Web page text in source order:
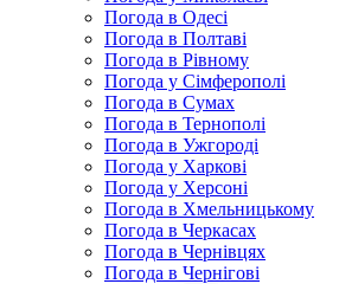
Погода в Одесі
Погода в Полтаві
Погода в Рівному
Погода у Сімферополі
Погода в Сумах
Погода в Тернополі
Погода в Ужгороді
Погода у Харкові
Погода у Херсоні
Погода в Хмельницькому
Погода в Черкасах
Погода в Чернівцях
Погода в Чернігові